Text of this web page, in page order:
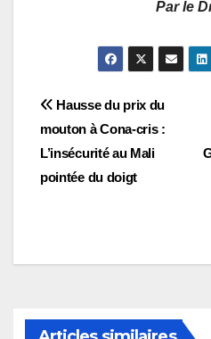
Par le
Navigation
de
l’article
Hausse du prix du
mouton à Cona-cris :
L’insécurité au Mali
pointée du doigt